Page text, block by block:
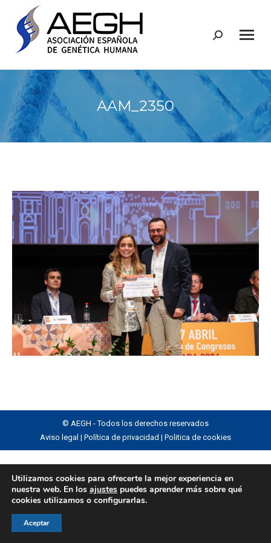
Buscar:
AAM_2350
© AEGH - Todos los derechos reservados
Aviso legal | Política de privacidad | Politica de cookies
Utilizamos cookies para ofrecerte la mejor experiencia en
nuestra web. En los ajustes puedes aprender más sobre qué
cookies utilizamos o configurarlas.
Aceptar